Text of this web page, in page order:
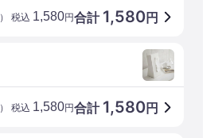
合計 1,580円
） 税込 1,580円
合計 1,580円
） 税込 1,580円